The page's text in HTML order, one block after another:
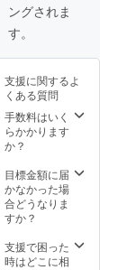
ングされま
す。
支援に関するよ
くある質問
手数料はいく
らかかります
か？
目標金額に届
かなかった場
合どうなりま
すか？
支援で困った
時はどこに相